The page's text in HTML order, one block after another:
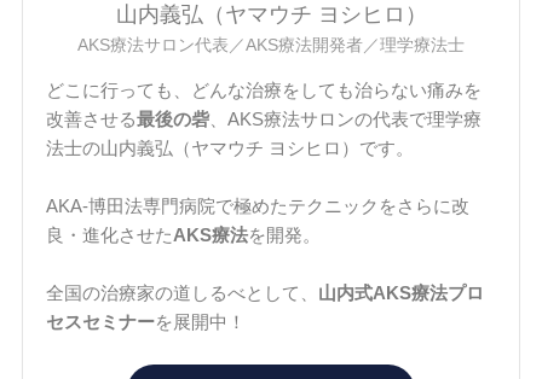
山内義弘（ヤマウチ ヨシヒロ）
AKS療法サロン代表／AKS療法開発者／理学療法士
どこに行っても、どんな治療をしても治らない痛みを
改善させる最後の砦 、AKS療法サロンの代表で理学療
法士の山内義弘（ヤマウチ ヨシヒロ）です。
AKA-博田法専門病院で極めたテクニックをさらに改
良・進化させたAKS療法を開発。
全国の治療家の道しるべとして、 山内式AKS療法プロ
セスセミナーを展開中！